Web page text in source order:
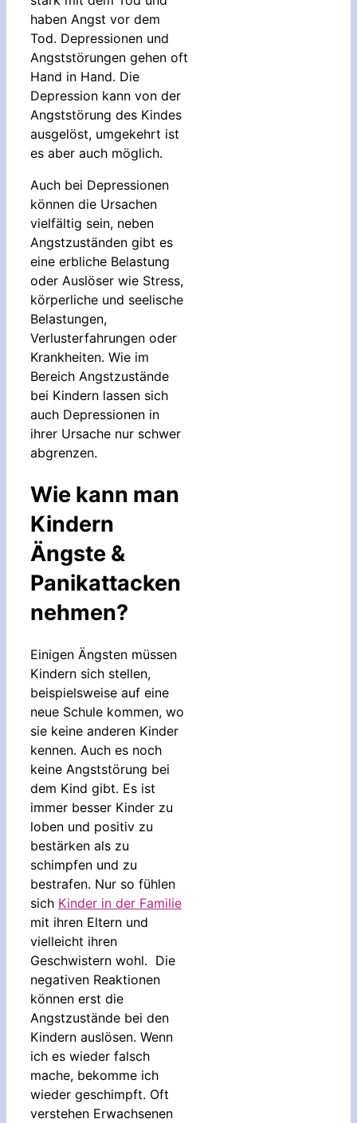
haben Angst vor dem
Tod. Depressionen und
Angststörungen gehen oft
Hand in Hand. Die
Depression kann von der
Angststörung des Kindes
ausgelöst, umgekehrt ist
es aber auch möglich.
Auch bei Depressionen
können die Ursachen
vielfältig sein, neben
Angstzuständen gibt es
eine erbliche Belastung
oder Auslöser wie Stress,
körperliche und seelische
Belastungen,
Verlusterfahrungen oder
Krankheiten. Wie im
Bereich Angstzustände
bei Kindern lassen sich
auch Depressionen in
ihrer Ursache nur schwer
abgrenzen.
Wie kann man
Kindern
Ängste &
Panikattacken
nehmen?
Einigen Ängsten müssen
Kindern sich stellen,
beispielsweise auf eine
neue Schule kommen, wo
sie keine anderen Kinder
kennen. Auch es noch
keine Angststörung bei
dem Kind gibt. Es ist
immer besser Kinder zu
loben und positiv zu
bestärken als zu
schimpfen und zu
bestrafen. Nur so fühlen
sich Kinder in der Familie
mit ihren Eltern und
vielleicht ihren
Geschwistern wohl. Die
negativen Reaktionen
können erst die
Angstzustände bei den
Kindern auslösen. Wenn
ich es wieder falsch
mache, bekomme ich
wieder geschimpft. Oft
verstehen Erwachsenen